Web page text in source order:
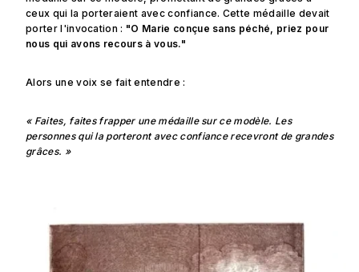
ceux qui la porteraient avec confiance. Cette médaille devait
porter l'invocation : "O Marie conçue sans péché, priez pour
nous qui avons recours à vous."
Alors une voix se fait entendre :
« Faites, faites frapper une médaille sur ce modèle. Les
personnes qui la porteront avec confiance recevront de grandes
grâces. »